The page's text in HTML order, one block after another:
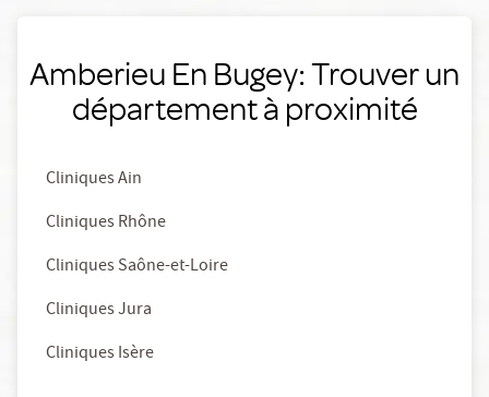
Amberieu En Bugey: Trouver un
département à proximité
Cliniques Ain
Cliniques Rhône
Cliniques Saône-et-Loire
Cliniques Jura
Cliniques Isère